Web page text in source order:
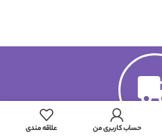
حساب کاربری من علاقه مندی